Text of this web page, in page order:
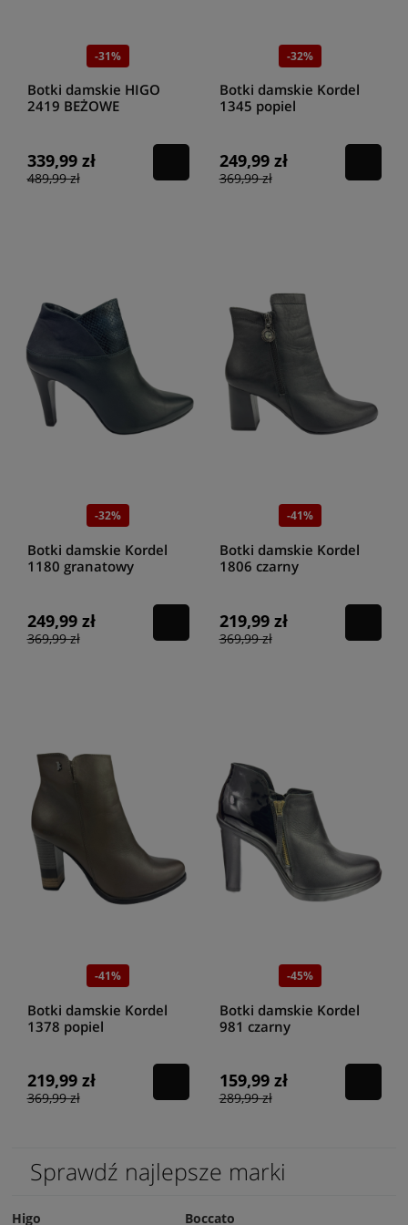
-31%
Botki damskie HIGO
2419 BEŻOWE
339,99 zł
489,99 zł
-32%
Botki damskie Kordel
1345 popiel
249,99 zł
369,99 zł
-32%
Botki damskie Kordel
1180 granatowy
249,99 zł
369,99 zł
-41%
Botki damskie Kordel
1806 czarny
219,99 zł
369,99 zł
-41%
Botki damskie Kordel
1378 popiel
219,99 zł
369,99 zł
-45%
Botki damskie Kordel
981 czarny
159,99 zł
289,99 zł
Sprawdź najlepsze marki
Higo
Boccato